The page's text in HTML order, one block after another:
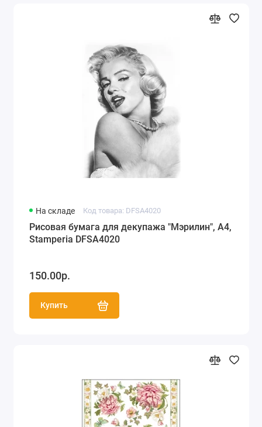
На складе Код товара: DFSA4020
Рисовая бумага для декупажа "Мэрилин", А4,
Stamperia DFSA4020
150.00р.
Купить